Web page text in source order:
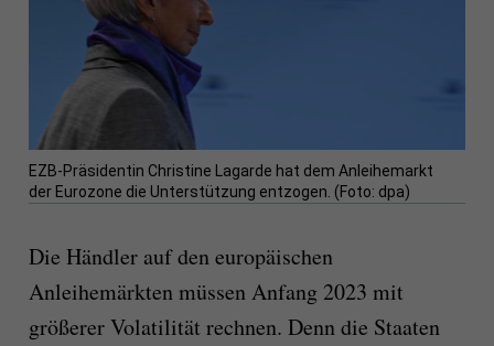
EZB-Präsidentin Christine Lagarde hat dem Anleihemarkt
der Eurozone die Unterstützung entzogen. (Foto: dpa)
Die Händler auf den europäischen
Anleihemärkten müssen Anfang 2023 mit
größerer Volatilität rechnen. Denn die Staaten